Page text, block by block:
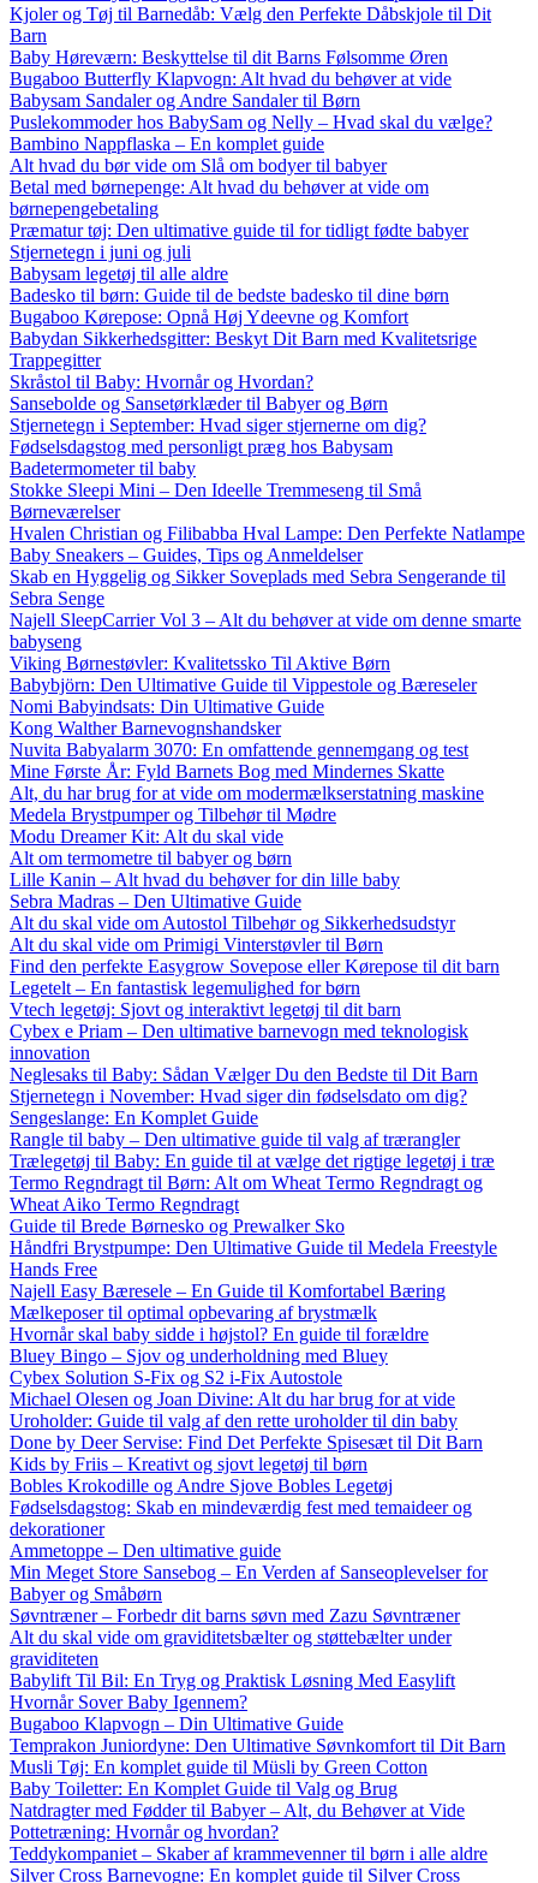
Kjoler og Tøj til Barnedåb: Vælg den Perfekte Dåbskjole til Dit
Barn
Baby Høreværn: Beskyttelse til dit Barns Følsomme Øren
Bugaboo Butterfly Klapvogn: Alt hvad du behøver at vide
Babysam Sandaler og Andre Sandaler til Børn
Puslekommoder hos BabySam og Nelly – Hvad skal du vælge?
Bambino Nappflaska – En komplet guide
Alt hvad du bør vide om Slå om bodyer til babyer
Betal med børnepenge: Alt hvad du behøver at vide om
børnepengebetaling
Præmatur tøj: Den ultimative guide til for tidligt fødte babyer
Stjernetegn i juni og juli
Babysam legetøj til alle aldre
Badesko til børn: Guide til de bedste badesko til dine børn
Bugaboo Kørepose: Opnå Høj Ydeevne og Komfort
Babydan Sikkerhedsgitter: Beskyt Dit Barn med Kvalitetsrige
Trappegitter
Skråstol til Baby: Hvornår og Hvordan?
Sansebolde og Sansetørklæder til Babyer og Børn
Stjernetegn i September: Hvad siger stjernerne om dig?
Fødselsdagstog med personligt præg hos Babysam
Badetermometer til baby
Stokke Sleepi Mini – Den Ideelle Tremmeseng til Små
Børneværelser
Hvalen Christian og Filibabba Hval Lampe: Den Perfekte Natlampe
Baby Sneakers – Guides, Tips og Anmeldelser
Skab en Hyggelig og Sikker Soveplads med Sebra Sengerande til
Sebra Senge
Najell SleepCarrier Vol 3 – Alt du behøver at vide om denne smarte
babyseng
Viking Børnestøvler: Kvalitetssko Til Aktive Børn
Babybjörn: Den Ultimative Guide til Vippestole og Bæreseler
Nomi Babyindsats: Din Ultimative Guide
Kong Walther Barnevognshandsker
Nuvita Babyalarm 3070: En omfattende gennemgang og test
Mine Første År: Fyld Barnets Bog med Mindernes Skatte
Alt, du har brug for at vide om modermælkserstatning maskine
Medela Brystpumper og Tilbehør til Mødre
Modu Dreamer Kit: Alt du skal vide
Alt om termometre til babyer og børn
Lille Kanin – Alt hvad du behøver for din lille baby
Sebra Madras – Den Ultimative Guide
Alt du skal vide om Autostol Tilbehør og Sikkerhedsudstyr
Alt du skal vide om Primigi Vinterstøvler til Børn
Find den perfekte Easygrow Sovepose eller Kørepose til dit barn
Legetelt – En fantastisk legemulighed for børn
Vtech legetøj: Sjovt og interaktivt legetøj til dit barn
Cybex e Priam – Den ultimative barnevogn med teknologisk
innovation
Neglesaks til Baby: Sådan Vælger Du den Bedste til Dit Barn
Stjernetegn i November: Hvad siger din fødselsdato om dig?
Sengeslange: En Komplet Guide
Rangle til baby – Den ultimative guide til valg af trærangler
Trælegetøj til Baby: En guide til at vælge det rigtige legetøj i træ
Termo Regndragt til Børn: Alt om Wheat Termo Regndragt og
Wheat Aiko Termo Regndragt
Guide til Brede Børnesko og Prewalker Sko
Håndfri Brystpumpe: Den Ultimative Guide til Medela Freestyle
Hands Free
Najell Easy Bæresele – En Guide til Komfortabel Bæring
Mælkeposer til optimal opbevaring af brystmælk
Hvornår skal baby sidde i højstol? En guide til forældre
Bluey Bingo – Sjov og underholdning med Bluey
Cybex Solution S-Fix og S2 i-Fix Autostole
Michael Olesen og Joan Divine: Alt du har brug for at vide
Uroholder: Guide til valg af den rette uroholder til din baby
Done by Deer Servise: Find Det Perfekte Spisesæt til Dit Barn
Kids by Friis – Kreativt og sjovt legetøj til børn
Bobles Krokodille og Andre Sjove Bobles Legetøj
Fødselsdagstog: Skab en mindeværdig fest med temaideer og
dekorationer
Ammetoppe – Den ultimative guide
Min Meget Store Sansebog – En Verden af Sanseoplevelser for
Babyer og Småbørn
Søvntræner – Forbedr dit barns søvn med Zazu Søvntræner
Alt du skal vide om graviditetsbælter og støttebælter under
graviditeten
Babylift Til Bil: En Tryg og Praktisk Løsning Med Easylift
Hvornår Sover Baby Igennem?
Bugaboo Klapvogn – Din Ultimative Guide
Temprakon Juniordyne: Den Ultimative Søvnkomfort til Dit Barn
Musli Tøj: En komplet guide til Müsli by Green Cotton
Baby Toiletter: En Komplet Guide til Valg og Brug
Natdragter med Fødder til Babyer – Alt, du Behøver at Vide
Pottetræning: Hvornår og hvordan?
Teddykompaniet – Skaber af krammevenner til børn i alle aldre
Silver Cross Barnevogne: En komplet guide til Silver Cross